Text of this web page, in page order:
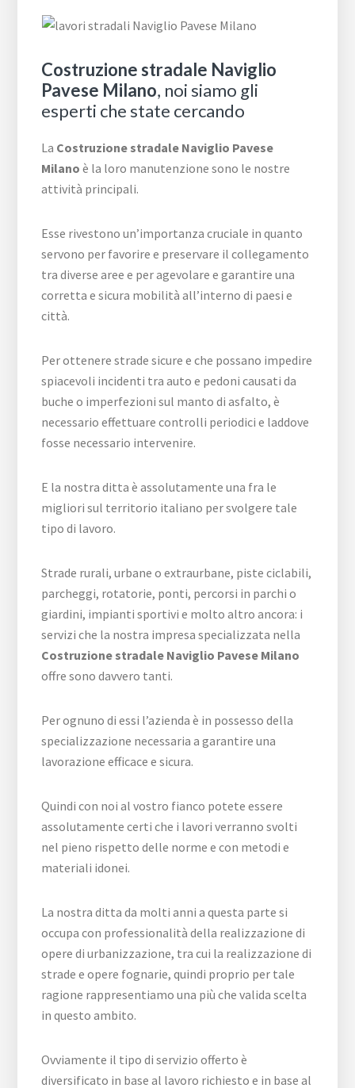
Costruzione stradale Naviglio
Pavese Milano, noi siamo gli
esperti che state cercando
La Costruzione stradale Naviglio Pavese
Milano è la loro manutenzione sono le nostre
attività principali.
Esse rivestono un’importanza cruciale in quanto
servono per favorire e preservare il collegamento
tra diverse aree e per agevolare e garantire una
corretta e sicura mobilità all’interno di paesi e
città.
Per ottenere strade sicure e che possano impedire
spiacevoli incidenti tra auto e pedoni causati da
buche o imperfezioni sul manto di asfalto, è
necessario effettuare controlli periodici e laddove
fosse necessario intervenire.
E la nostra ditta è assolutamente una fra le
migliori sul territorio italiano per svolgere tale
tipo di lavoro.
Strade rurali, urbane o extraurbane, piste ciclabili,
parcheggi, rotatorie, ponti, percorsi in parchi o
giardini, impianti sportivi e molto altro ancora: i
servizi che la nostra impresa specializzata nella
Costruzione stradale Naviglio Pavese Milano
offre sono davvero tanti.
Per ognuno di essi l’azienda è in possesso della
specializzazione necessaria a garantire una
lavorazione efficace e sicura.
Quindi con noi al vostro fianco potete essere
assolutamente certi che i lavori verranno svolti
nel pieno rispetto delle norme e con metodi e
materiali idonei.
La nostra ditta da molti anni a questa parte si
occupa con professionalità della realizzazione di
opere di urbanizzazione, tra cui la realizzazione di
strade e opere fognarie, quindi proprio per tale
ragione rappresentiamo una più che valida scelta
in questo ambito.
Ovviamente il tipo di servizio offerto è
diversificato in base al lavoro richiesto e in base al